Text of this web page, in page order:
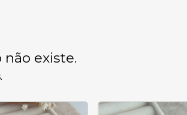
existe.